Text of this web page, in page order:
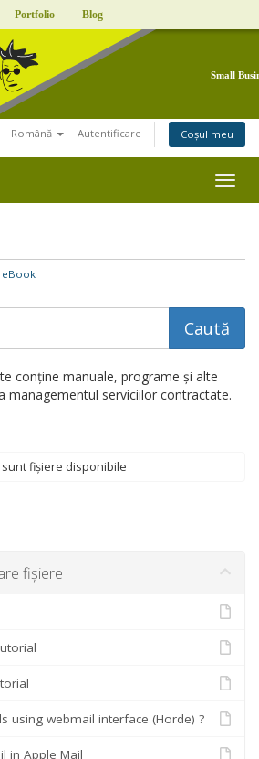
Portfolio Blog
Small
Română Autentificare Coșul meu
eBook
conține manuale, programe și alte
managementul serviciilor contractate.
sunt fișiere disponibile
fișiere
using webmail interface (Horde) ?
in Apple Mail